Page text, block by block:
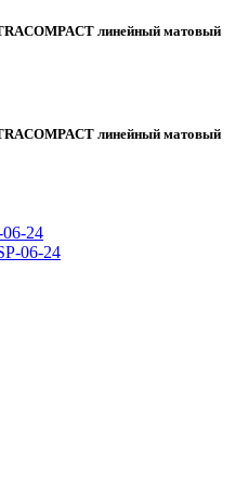
линейный матовый
линейный матовый
24